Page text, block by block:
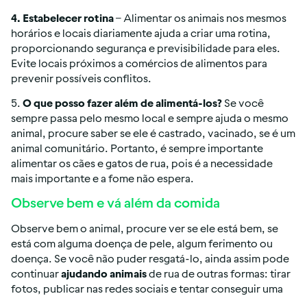
4. Estabelecer rotina – Alimentar os animais nos mesmos
horários e locais diariamente ajuda a criar uma rotina,
proporcionando segurança e previsibilidade para eles.
Evite locais próximos a comércios de alimentos para
prevenir possíveis conflitos.
5. O que posso fazer além de alimentá-los? Se você
sempre passa pelo mesmo local e sempre ajuda o mesmo
animal, procure saber se ele é castrado, vacinado, se é um
animal comunitário. Portanto, é sempre importante
alimentar os cães e gatos de rua, pois é a necessidade
mais importante e a fome não espera.
Observe bem e vá além da comida
Observe bem o animal, procure ver se ele está bem, se
está com alguma doença de pele, algum ferimento ou
doença. Se você não puder resgatá-lo, ainda assim pode
continuar ajudando animais de rua de outras formas: tirar
fotos, publicar nas redes sociais e tentar conseguir uma